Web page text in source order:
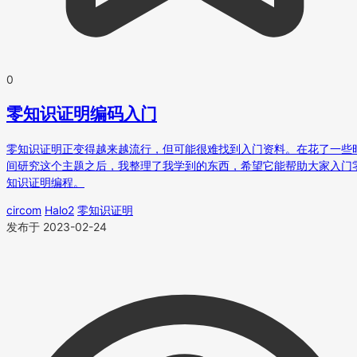
0
零知识证明编码入门
零知识证明正变得越来越流行，但可能很难找到入门资料。在花了一些
间研究这个主题之后，我整理了我学到的东西，希望它能帮助大家入门
知识证明编程。
circom Halo2 零知识证明
发布于 2023-02-24